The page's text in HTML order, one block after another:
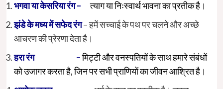
भगवा या केसरिया रंग –
त्याग या निःस्वार्थ भावना का प्रतीक है।
झंडे के मध्य में सफेद रंग– हमें सच्चाई के पथ पर चलने और अच्छे
आचरण की प्रेरणा देता है।
हरा रंग –मिट्टी और वनस्पतियों के साथ हमारे संबंधों
को उजागर करता है, जिन पर सभी प्राणियों का जीवन आश्रित है।